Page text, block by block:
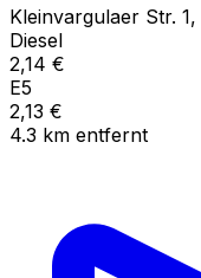
Kleinvargulaer Str. 1,
Diesel
2,14 €
E5
2,13 €
4.3 km entfernt